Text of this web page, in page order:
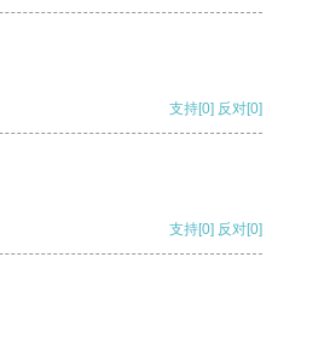
支持[0] 反对[0]
支持[0] 反对[0]